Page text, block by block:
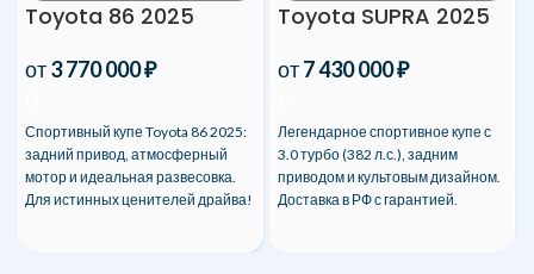
Toyota 86 2025
от3 770 000₽
Спортивный купе Toyota 86 2025:
задний привод, атмосферный
мотор и идеальная развесовка.
Для истинных ценителей драйва!
Toyota SUPRA 2025
от7 430 000₽
Легендарное спортивное купе с
3.0 турбо (382 л.с.), задним
приводом и культовым дизайном.
Доставка в РФ с гарантией.